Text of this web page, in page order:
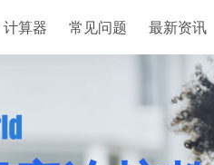
计算器 常见问题 最新资讯